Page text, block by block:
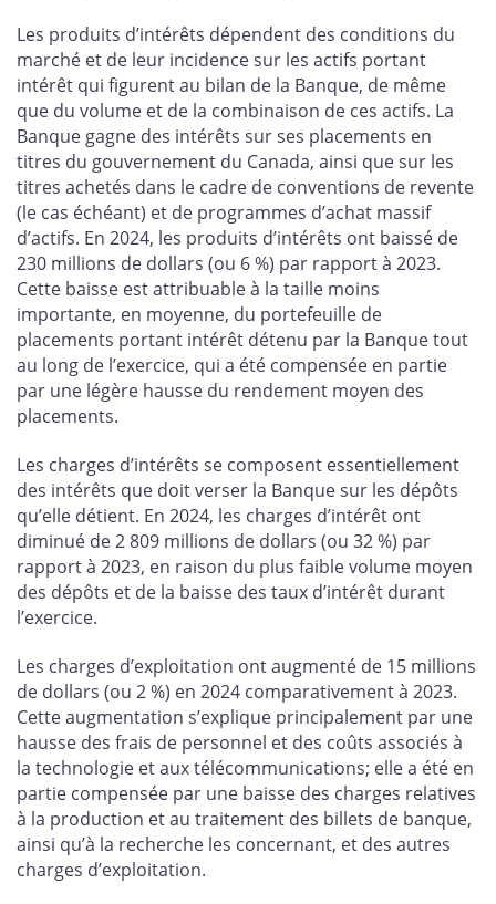
Les produits d’intérêts dépendent des conditions du
marché et de leur incidence sur les actifs portant
intérêt qui figurent au bilan de la Banque, de même
que du volume et de la combinaison de ces actifs. La
Banque gagne des intérêts sur ses placements en
titres du gouvernement du Canada, ainsi que sur les
titres achetés dans le cadre de conventions de revente
(le cas échéant) et de programmes d’achat massif
d’actifs. En 2024, les produits d’intérêts ont baissé de
230 millions de dollars (ou 6 %) par rapport à 2023.
Cette baisse est attribuable à la taille moins
importante, en moyenne, du portefeuille de
placements portant intérêt détenu par la Banque tout
au long de l’exercice, qui a été compensée en partie
par une légère hausse du rendement moyen des
placements.
Les charges d’intérêts se composent essentiellement
des intérêts que doit verser la Banque sur les dépôts
qu’elle détient. En 2024, les charges d’intérêt ont
diminué de 2 809 millions de dollars (ou 32 %) par
rapport à 2023, en raison du plus faible volume moyen
des dépôts et de la baisse des taux d’intérêt durant
l’exercice.
Les charges d’exploitation ont augmenté de 15 millions
de dollars (ou 2 %) en 2024 comparativement à 2023.
Cette augmentation s’explique principalement par une
hausse des frais de personnel et des coûts associés à
la technologie et aux télécommunications; elle a été en
partie compensée par une baisse des charges relatives
à la production et au traitement des billets de banque,
ainsi qu’à la recherche les concernant, et des autres
charges d’exploitation.